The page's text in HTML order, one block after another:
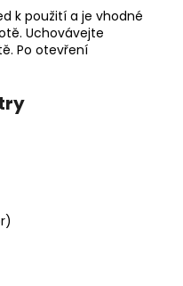
k použití a je vhodné
Uchovávejte
Po otevření